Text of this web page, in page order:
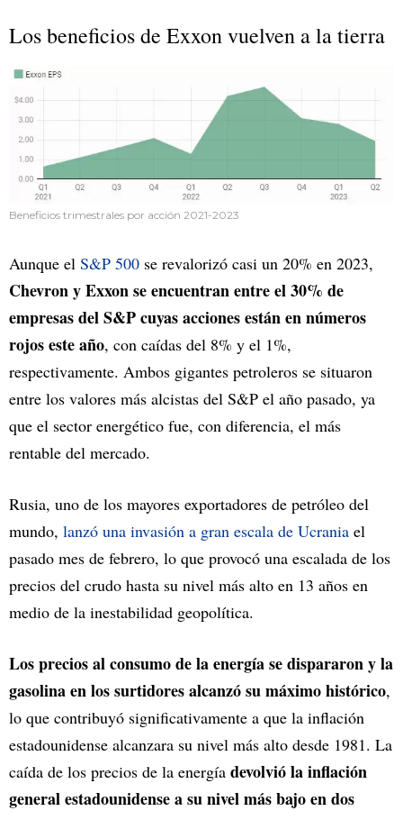
Los beneficios de Exxon vuelven a la tierra
Beneficios trimestrales por acción 2021-2023
Aunque el S&P 500 se revalorizó casi un 20% en 2023,
Chevron y Exxon se encuentran entre el 30% de
empresas del S&P cuyas acciones están en números
rojos este año, con caídas del 8% y el 1%,
respectivamente. Ambos gigantes petroleros se situaron
entre los valores más alcistas del S&P el año pasado, ya
que el sector energético fue, con diferencia, el más
rentable del mercado.
Rusia, uno de los mayores exportadores de petróleo del
mundo, lanzó una invasión a gran escala de Ucrania el
pasado mes de febrero, lo que provocó una escalada de los
precios del crudo hasta su nivel más alto en 13 años en
medio de la inestabilidad geopolítica.
Los precios al consumo de la energía se dispararon y la
gasolina en los surtidores alcanzó su máximo histórico,
lo que contribuyó significativamente a que la inflación
estadounidense alcanzara su nivel más alto desde 1981. La
caída de los precios de la energía devolvió la inflación
general estadounidense a su nivel más bajo en dos